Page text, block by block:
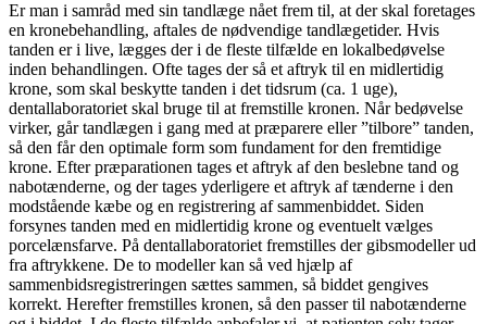
Er man i samråd med sin tandlæge nået frem til, at der skal foretages
en kronebehandling, aftales de nødvendige tandlægetider. Hvis
tanden er i live, lægges der i de fleste tilfælde en lokalbedøvelse
inden behandlingen. Ofte tages der så et aftryk til en midlertidig
krone, som skal beskytte tanden i det tidsrum (ca. 1 uge),
dentallaboratoriet skal bruge til at fremstille kronen. Når bedøvelse
virker, går tandlægen i gang med at præparere eller ”tilbore” tanden,
så den får den optimale form som fundament for den fremtidige
krone. Efter præparationen tages et aftryk af den beslebne tand og
nabotænderne, og der tages yderligere et aftryk af tænderne i den
modstående kæbe og en registrering af sammenbiddet. Siden
forsynes tanden med en midlertidig krone og eventuelt vælges
porcelænsfarve. På dentallaboratoriet fremstilles der gibsmodeller ud
fra aftrykkene. De to modeller kan så ved hjælp af
sammenbidsregistreringen sættes sammen, så biddet gengives
korrekt. Herefter fremstilles kronen, så den passer til nabotænderne